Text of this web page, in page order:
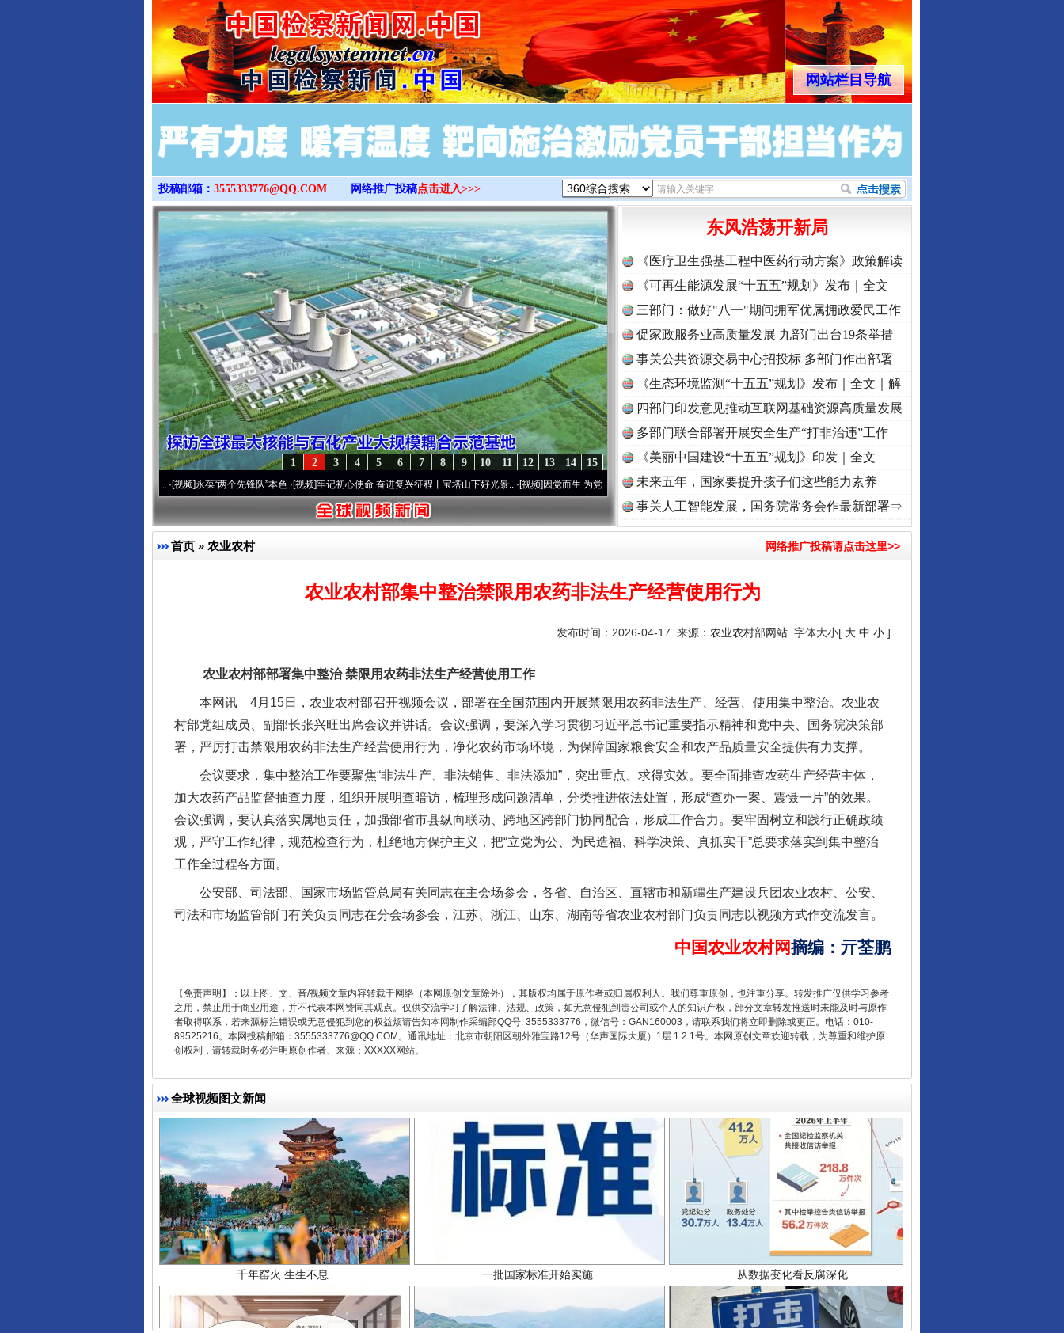
>
网站栏目导航
投稿邮箱： 3555333776@QQ.COM 网络推广投稿点击进入>>>
15
14
13
12
11
10
9
8
7
6
5
4
3
2
1
永葆“两个先锋队”本色·[视频]牢记初心使命 奋进复兴征程丨宝塔山下好光景..·[视频]因党而生 为党而战——百年“纪”事⑧加强纪律.. ·[视频]牢记初心使命 奋进复兴征程丨“转折之城”激荡..
东风浩荡开新局
《医疗卫生强基工程中医药行动方案》政策解读
《可再生能源发展“十五五”规划》发布｜全文
三部门：做好"八一"期间拥军优属拥政爱民工作
促家政服务业高质量发展 九部门出台19条举措
事关公共资源交易中心招投标 多部门作出部署
《生态环境监测“十五五”规划》发布｜全文｜解
读
四部门印发意见推动互联网基础资源高质量发展
多部门联合部署开展安全生产“打非治违”工作
《美丽中国建设“十五五”规划》印发｜全文
未来五年，国家要提升孩子们这些能力素养
事关人工智能发展，国务院常务会作最新部署⇒
首页 » 农业农村 网络推广投稿请点击这里>>
农业农村部集中整治禁限用农药非法生产经营使用行为
发布时间：2026-04-17 来源： 农业农村部网站 字体大小[ 大 中 小 ]
农业农村部部署集中整治 禁限用农药非法生产经营使用工作
本网讯 4月15日，农业农村部召开视频会议，部署在全国范围内开展禁限用农药非法生产、经营、使用集中整治。农业农
村部党组成员、副部长张兴旺出席会议并讲话。会议强调，要深入学习贯彻习近平总书记重要指示精神和党中央、国务院决策部
署，严厉打击禁限用农药非法生产经营使用行为，净化农药市场环境，为保障国家粮食安全和农产品质量安全提供有力支撑。
会议要求，集中整治工作要聚焦“非法生产、非法销售、非法添加”，突出重点、求得实效。要全面排查农药生产经营主体，
加大农药产品监督抽查力度，组织开展明查暗访，梳理形成问题清单，分类推进依法处置，形成“查办一案、震慑一片”的效果。
会议强调，要认真落实属地责任，加强部省市县纵向联动、跨地区跨部门协同配合，形成工作合力。要牢固树立和践行正确政绩
观，严守工作纪律，规范检查行为，杜绝地方保护主义，把“立党为公、为民造福、科学决策、真抓实干”总要求落实到集中整治
工作全过程各方面。
公安部、司法部、国家市场监管总局有关同志在主会场参会，各省、自治区、直辖市和新疆生产建设兵团农业农村、公安、
司法和市场监管部门有关负责同志在分会场参会，江苏、浙江、山东、湖南等省农业农村部门负责同志以视频方式作交流发言。
中国农业农村网摘编 ： 亓荃鹏
【免责声明】：以上图、文、音/视频文章内容转载于网络（本网原创文章除外），其版权均属于原作者或归属权利人。我们尊重原创，也注重分享。转发推广仅供学习参考
之用，禁止用于商业用途，并不代表本网赞同其观点。仅供交流学习了解法律、法规、政策，如无意侵犯到贵公司或个人的知识产权，部分文章转发推送时未能及时与原作
者取得联系，若来源标注错误或无意侵犯到您的权益烦请告知本网制作采编部QQ号: 3555333776，微信号：GAN160003，请联系我们将立即删除或更正。电话：010-
89525216。本网投稿邮箱：3555333776@QQ.COM。通讯地址：北京市朝阳区朝外雅宝路12号（华声国际大厦）1层 1 2 1号。本网原创文章欢迎转载，为尊重和维护原
创权利，请转载时务必注明原创作者、来源：XXXXX网站。
全球视频图文新闻
完善运行机制助力责任有效落实 一纸欠条伤亲情 巡回调解促和解.. 行业协会接连发公告
东山县通报“牛蛙产品抗生素超标问题” 法徽映军营 权益有保障 让核能赋能千行百业
千年窑火 生生不息 一批国家标准开始实施 从数据变化看反腐深化